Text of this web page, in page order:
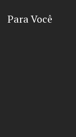
Para Você